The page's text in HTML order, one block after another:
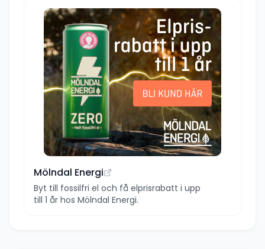
Mölndal Energi
Byt till fossilfri el och få elprisrabatt i upp
till 1 år hos Mölndal Energi.